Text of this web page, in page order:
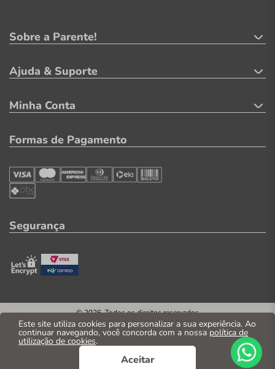
Este site utiliza cookies para personalizar a sua experiência. Ao
continuar navegando, você concorda com a nossapolítica de
utilização de cookies.
Aceitar
Sobre a Parente!
Ajuda & Suporte
Minha Conta
Formas de Pagamento
Segurança
© 2026. Todos os direitos reservados
CNPJ: 04.569.071/0002-41
Casa Parente Comércio e Indústria LTDA
Av. Santos Dumont, 3130 - Fortaleza/CE